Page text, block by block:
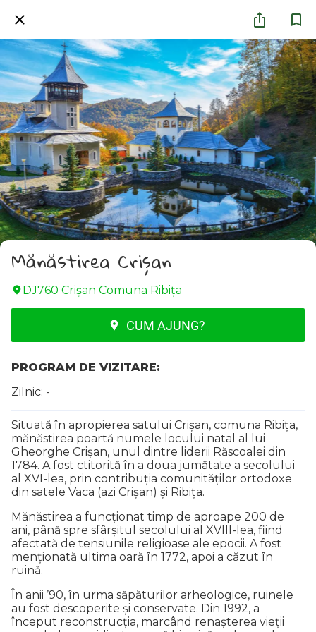
Mănăstirea Crișan
DJ760 Crișan Comuna Ribița
CUM AJUNG?
PROGRAM DE VIZITARE:
Zilnic: -
Situată în apropierea satului Crișan, comuna Ribița,
mănăstirea poartă numele locului natal al lui
Gheorghe Crișan, unul dintre liderii Răscoalei din
1784. A fost ctitorită în a doua jumătate a secolului
al XVI-lea, prin contribuția comunităților ortodoxe
din satele Vaca (azi Crișan) și Ribița.
Mănăstirea a funcționat timp de aproape 200 de
ani, până spre sfârșitul secolului al XVIII-lea, fiind
afectată de tensiunile religioase ale epocii. A fost
menționată ultima oară în 1772, apoi a căzut în
ruină.
În anii ’90, în urma săpăturilor arheologice, ruinele
au fost descoperite și conservate. Din 1992, a
început reconstrucția, marcând renașterea vieții